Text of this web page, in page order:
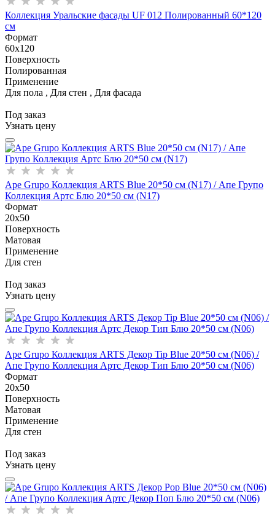
Коллекция Уральские фасады UF 012 Полированный 60*120
см
Формат
60x120
Поверхность
Полированная
Применение
Для пола , Для стен , Для фасада
Под заказ
Узнать цену
Ape Grupo Коллекция ARTS Blue 20*50 см (N17) / Апе Групо
Коллекция Артс Блю 20*50 см (N17)
Формат
20x50
Поверхность
Матовая
Применение
Для стен
Под заказ
Узнать цену
Ape Grupo Коллекция ARTS Декор Tip Blue 20*50 см (N06) /
Апе Групо Коллекция Артс Декор Тип Блю 20*50 см (N06)
Формат
20x50
Поверхность
Матовая
Применение
Для стен
Под заказ
Узнать цену